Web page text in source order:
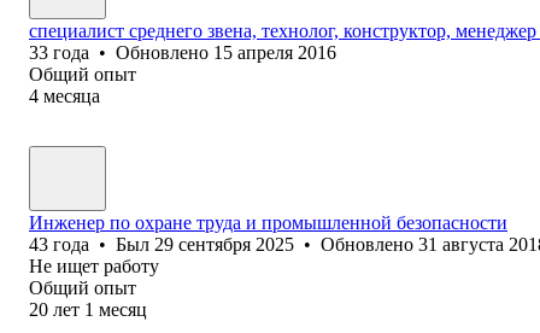
специалист среднего звена, технолог, конструктор,
33 года • Обновлено 15 апреля 2016
Общий опыт
4 месяца
Инженер по охране труда и промышленной безопасности
43 года • Был 29 сентября 2025 • Обновлено 31 августа
Не ищет работу
Общий опыт
20 лет 1 месяц